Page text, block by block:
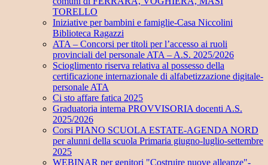
TORELLO
Iniziative per bambini e famiglie-Casa Niccolini
Biblioteca Ragazzi
ATA – Concorsi per titoli per l’accesso ai ruoli
provinciali del personale ATA – A.S. 2025/2026
Scioglimento riserva relativa al possesso della
certificazione internazionale di alfabetizzazione digitale-
personale ATA
Ci sto affare fatica 2025
Graduatoria interna PROVVISORIA docenti A.S.
2025/2026
Corsi PIANO SCUOLA ESTATE-AGENDA NORD
per alunni della scuola Primaria giugno-luglio-settembre
2025
WEBINAR per genitori "Costruire nuove alleanze"-